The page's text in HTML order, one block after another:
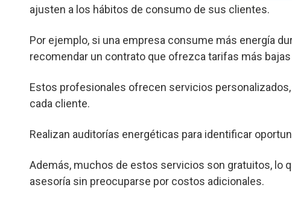
ajusten a los hábitos de consumo de sus clientes.
Por ejemplo, si una empresa consume más energía
recomendar un contrato que ofrezca tarifas más
Estos profesionales ofrecen servicios
cada cliente.
Realizan auditorías energéticas para identificar
Además, muchos de estos servicios son gratuitos, lo
asesoría sin preocuparse por costos adicionales.